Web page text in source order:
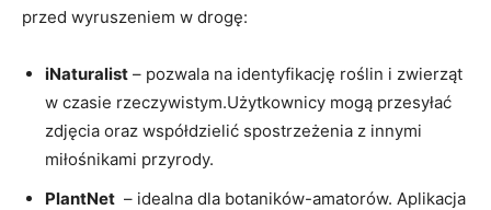
przed wyruszeniem ‍w drogę:
iNaturalist – pozwala ⁣na ‌identyfikację roślin i⁣ zwierząt
w czasie ⁤rzeczywistym.Użytkownicy‍ mogą ⁢przesyłać ​
zdjęcia oraz​ współdzielić spostrzeżenia z innymi
miłośnikami przyrody.
PlantNet ​ – idealna dla botaników-amatorów. Aplikacja